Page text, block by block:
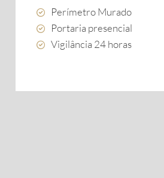
Perímetro Murado
Portaria presencial
Vigilância 24 horas